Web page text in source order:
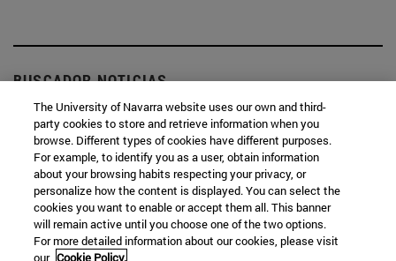
BUSCADOR NOTICIAS
Desde
The University of Navarra website uses our own and third-
party cookies to store and retrieve information when you
browse. Different types of cookies have different purposes.
For example, to identify you as a user, obtain information
about your browsing habits respecting your privacy, or
personalize how the content is displayed. You can select the
cookies you want to enable or accept them all. This banner
will remain active until you choose one of the two options.
For more detailed information about our cookies, please visit
our Cookie Policy.